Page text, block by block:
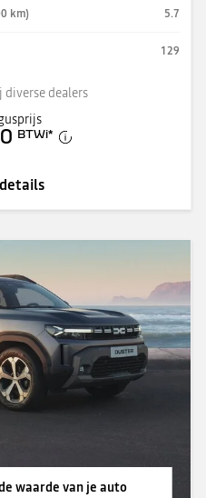
km) 5.7
129
dealers
BTWi*
waarde van je auto